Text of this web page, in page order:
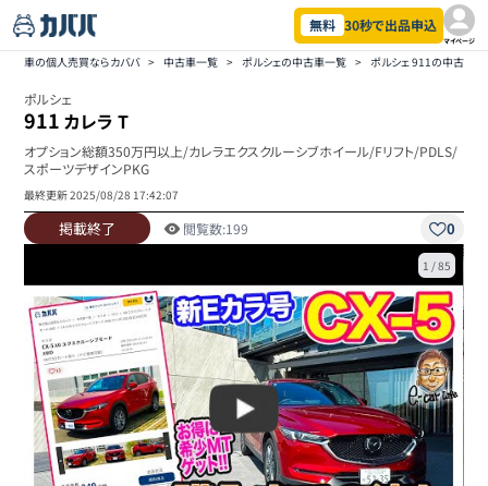
無料 30秒で出品申込
マイページ
車の個人売買ならカババ > 中古車一覧 > ポルシェの中古車一覧 > ポルシェ 911の中古車
ポルシェ
911 カレラ T
オプション総額350万円以上/カレラエクスクルーシブホイール/Fリフト/PDLS/
スポーツデザインPKG
最終更新2025/08/28 17:42:07
掲載終了 閲覧数:199 0
1 /85